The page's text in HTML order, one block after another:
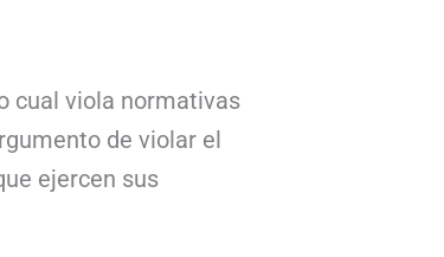
cual viola normativas
de violar el
ejercen sus